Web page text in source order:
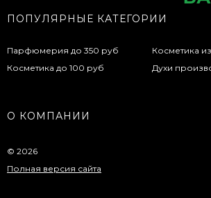
ПОПУЛЯРНЫЕ КАТЕГОРИИ
Парфюмерия до 350 руб
Косметика до 100 руб
Косметика
Духи
О КОМПАНИИ
© 2026
Полная версия сайта